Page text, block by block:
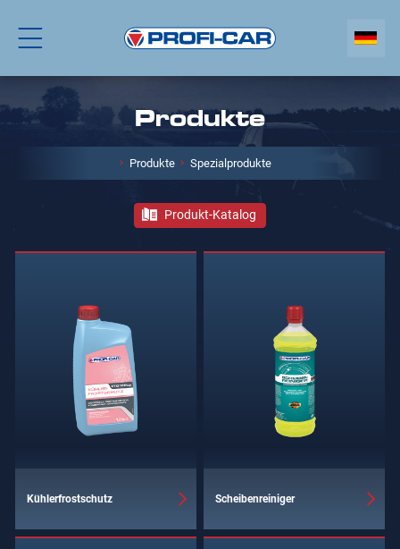
Produkte
Produkte Spezialprodukte
Produkt-Katalog
Kühlerfrostschutz Scheibenreiniger